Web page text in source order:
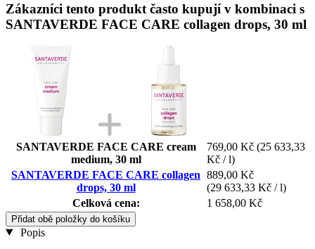
Zákazníci tento produkt často kupují v kombinaci s
SANTAVERDE FACE CARE collagen drops, 30 ml
SANTAVERDE FACE CARE cream
medium, 30 ml
769,00 Kč (25 633,33
Kč / l)
SANTAVERDE FACE CARE collagen
drops, 30 ml
889,00 Kč
(29 633,33 Kč / l)
Celková cena:
1 658,00 Kč
Přidat obě položky do košíku
Popis